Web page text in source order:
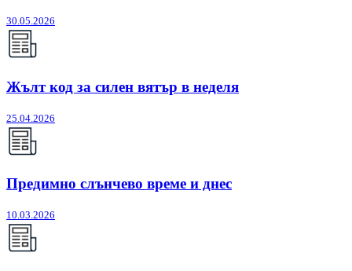
30.05.2026
Жълт код за силен вятър в неделя
25.04.2026
Предимно слънчево време и днес
10.03.2026